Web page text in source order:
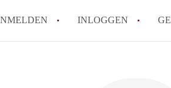
INLOGGEN